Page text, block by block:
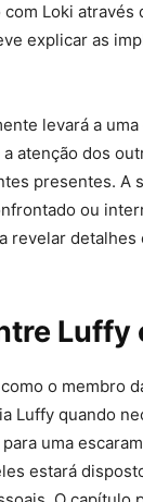
Loki através
explicar as
levará a
atenção dos
presentes. A
ou
revelar detalhes
Luffy
o membro
Luffy quando
uma
estará